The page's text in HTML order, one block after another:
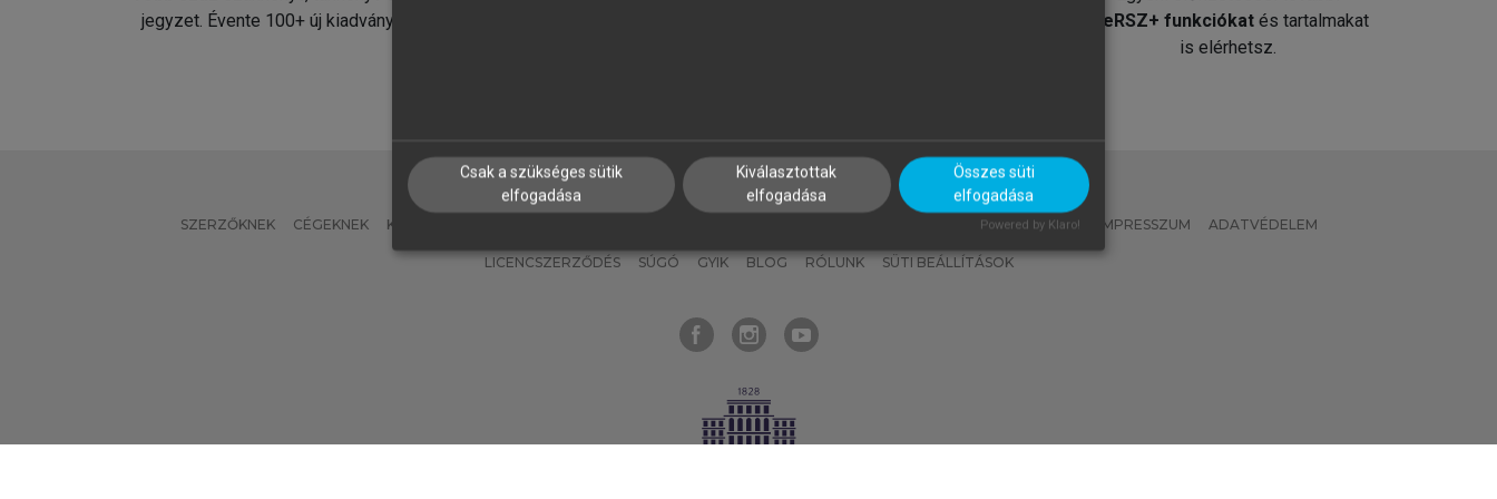
jegyzet. Évente 100+ új kiadvány.
MeRSZ+ funkciókat és tartalmakat
is elérhetsz.
SZERZŐKNEK CÉGEKNEK KÖNYVTÁROSOKNAK MI – ÁLTALÁNOS IRÁNYELVEK IMPRESSZUM ADATVÉDELEM
LICENCSZERZŐDÉS SÚGÓ GYIK BLOG RÓLUNK SÜTI BEÁLLÍTÁSOK
Csak a szükséges sütik
elfogadása
Kiválasztottak
elfogadása
Összes süti
elfogadása
Powered by Klaro!